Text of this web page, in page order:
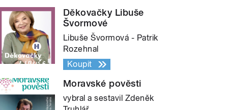
Děkovačky Libuše
Švormové
Libuše Švormová - Patrik
Rozehnal
Koupit
Moravské pověsti
vybral a sestavil Zdeněk